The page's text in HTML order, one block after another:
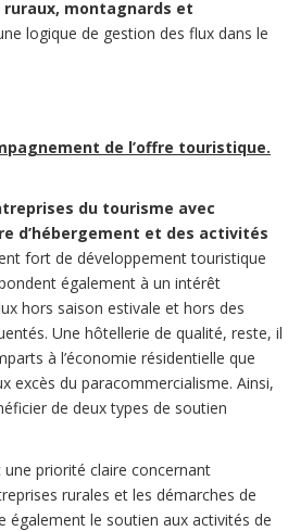
montagnards et
logique de gestion des flux dans le
de l’offre touristique.
du tourisme avec
d’hébergement et des activités
fort de développement touristique
également à un intérêt
hors saison estivale et hors des
Une hôtellerie de qualité, reste, il
à l’économie résidentielle que
excès du paracommercialisme. Ainsi,
de deux types de soutien
une priorité claire concernant
rurales et les démarches de
également le soutien aux activités de